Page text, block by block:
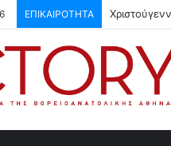
ΕΠΙΚΑΙΡΟΤΗΤΑ